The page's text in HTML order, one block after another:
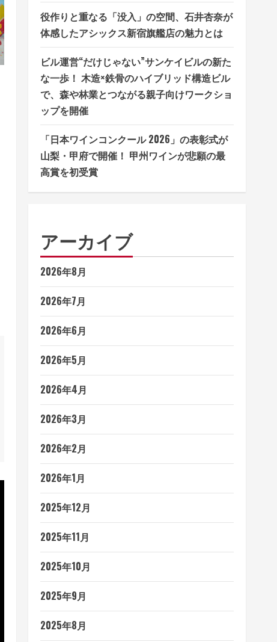
役作りと重なる「没入」の空間、石井杏奈が
体感したアシックス新宿旗艦店の魅力とは
ビル運営“だけじゃない”サンケイビルの新た
な一歩！ 木造×鉄骨のハイブリッド構造ビル
で、森や林業とつながる親子向けワークショ
ップを開催
「日本ワインコンクール 2026」の表彰式が
山梨・甲府で開催！ 甲州ワインが悲願の最
高賞を初受賞
アーカイブ
2026年8月
2026年7月
2026年6月
2026年5月
2026年4月
2026年3月
2026年2月
2026年1月
2025年12月
2025年11月
2025年10月
2025年9月
2025年8月